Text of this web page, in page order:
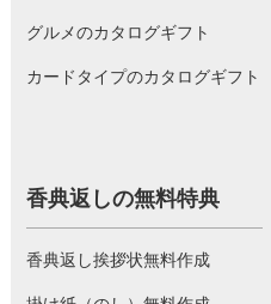
グルメのカタログギフト
カードタイプのカタログギフト
香典返しの無料特典
香典返し挨拶状無料作成